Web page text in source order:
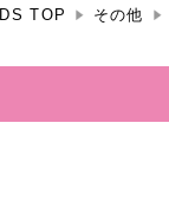
TOP その他